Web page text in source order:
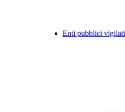
Enti pubblici vigilati